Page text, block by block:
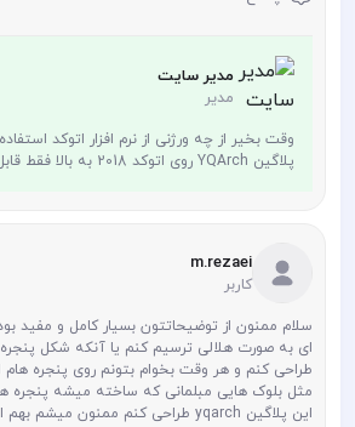
مدیر سایت
مدیر
وقت بخیر از چه ورژنی از نرم افزار اتوکد
پلاگین YQArch روی اتوکد 2018 به بالا فقط قابل نصب است.
m.rezaei
کاربر
سلام ممنون از توضیحاتتون بسیار کامل و مفید
ای به صورت هلالی ترسیم کنم یا آنکه شکل پنجره
طراحی کنم و هر وقت بخوام بتونم روی پنجره هام
مثل بلوک هایی مبلمانی که ساخته میشه پنجره هم
این پلاگین yqarch طراحی کنم ممنون میشم بهم ایمیل بزنید سپاسگذارم